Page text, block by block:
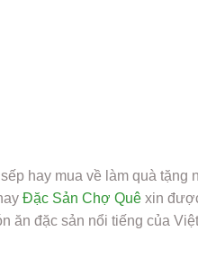
hay mua về làm quà
Đặc Sản Chợ Quê xin
ăn đặc sản nổi tiếng của